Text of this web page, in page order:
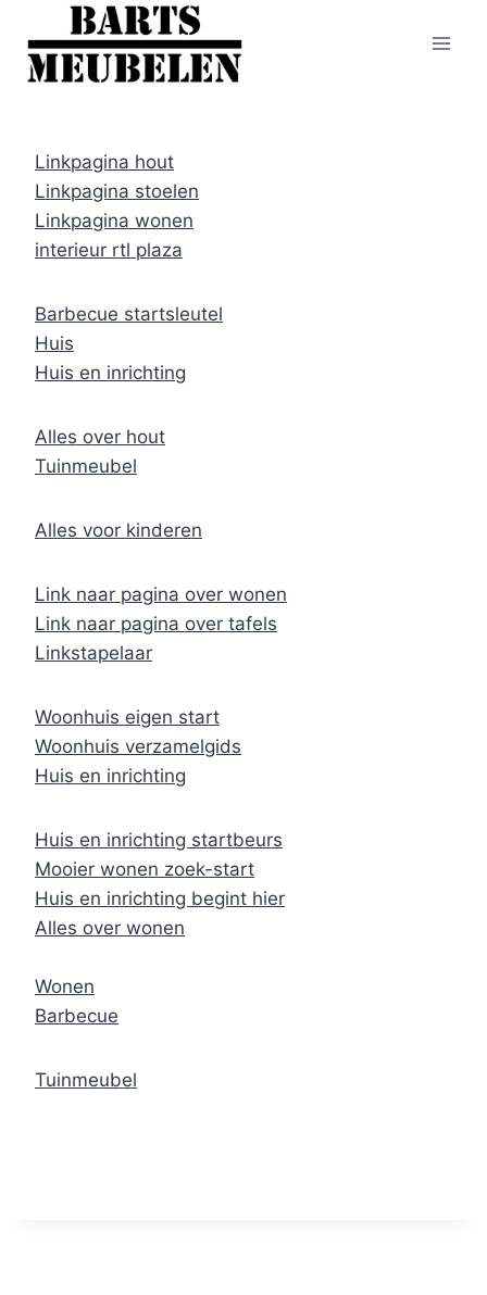
Doorgaan
naar
inhoud
Linkpagina hout
Linkpagina stoelen
Linkpagina wonen
interieur rtl plaza
Barbecue startsleutel
Huis
Huis en inrichting
Alles over hout
Tuinmeubel
Alles voor kinderen
Link naar pagina over wonen
Link naar pagina over tafels
Linkstapelaar
Woonhuis eigen start
Woonhuis verzamelgids
Huis en inrichting
Huis en inrichting startbeurs
Mooier wonen zoek-start
Huis en inrichting begint hier
Alles over wonen
Wonen
Barbecue
Tuinmeubel